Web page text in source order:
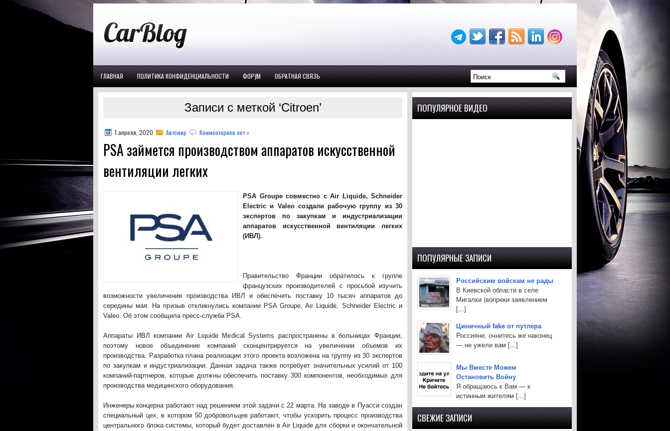
ГЛАВНАЯ ПОЛИТИКА КОНФИДЕНЦИАЛЬНОСТИ ФОРУМ ОБРАТНАЯ СВЯЗЬ
Записи с меткой ‘Citroen’
1 апреля, 2020 Автомир Комментариев нет »
PSA займется производством аппаратов искусственной
вентиляции легких
PSA Groupe совместно с Air Liquide, Schneider
Electric и Valeo создали рабочую группу из 30
экспертов по закупкам и индустриализации
аппаратов искусственной вентиляции легких
(ИВЛ).
Правительство Франции обратилось к группе
французских производителей с просьбой изучить
возможности увеличения производства ИВЛ и обеспечить поставку 10 тысяч аппаратов до
середины мая. На призыв откликнулись компании PSA Groupe, Air Liquide, Schneider Electric и
Valeo. Об этом сообщила пресс-служба PSA.
Аппараты ИВЛ компании Air Liquide Medical Systems распространены в больницах Франции,
поэтому новое объединение компаний сконцентрируется на увеличении объемов их
производства. Разработка плана реализации этого проекта возложена на группу из 30 экспертов
по закупкам и индустриализации. Данная задача также потребует значительных усилий от 100
компаний-партнеров, которые должны обеспечить поставку 300 компонентов, необходимых для
производства медицинского оборудования.
Инженеры концерна работают над решением этой задачи с 22 марта. На заводе в Пуасси создан
специальный цех, в котором 50 добровольцев работают, чтобы ускорить процесс производства
центрального блока системы, который будет доставлен в Air Liquide для сборки и окончательной
ПОПУЛЯРНОЕ ВИДЕО
ПОПУЛЯРНЫЕ ЗАПИСИ
Российским войскам не рады
В Киевской области в селе
Мигалки (вопреки заявлением
[...]
Циничный fake от путлера
Россияне, очнитесь же наконец
— не ужели вам [...]
Мы Вместе Можем
Остановить Войну
Я обращаюсь к Вам — к
истинным жителям [...]
СВЕЖИЕ ЗАПИСИ